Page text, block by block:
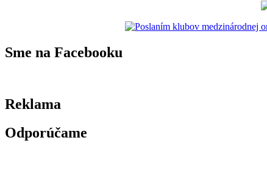
Sme na Facebooku
Reklama
Odporúčame